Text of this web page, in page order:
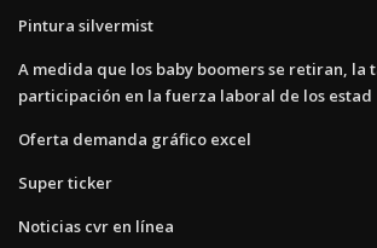
Pintura silvermist
A medida que los baby boomers se retiran, la
participación en la fuerza laboral de los estad
Oferta demanda gráfico excel
Super ticker
Noticias cvr en línea